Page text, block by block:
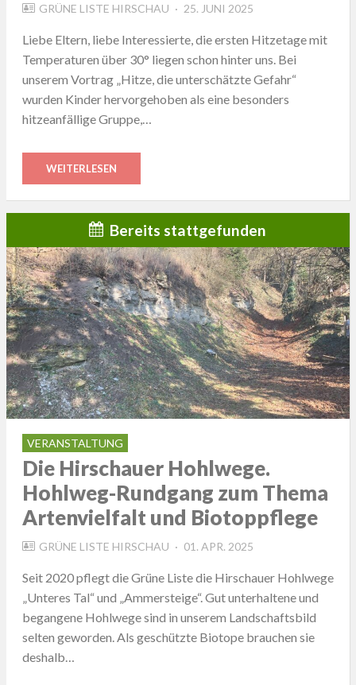
GRÜNE LISTE HIRSCHAU
POSTED
25. JUNI 2025
Liebe Eltern, liebe Interessierte, die ersten Hitzetage mit
Temperaturen über 30° liegen schon hinter uns. Bei
unserem Vortrag „Hitze, die unterschätzte Gefahr“
wurden Kinder hervorgehoben als eine besonders
hitzeanfällige Gruppe,…
WEITERLESEN
Bereits stattgefunden
VERANSTALTUNG
Die Hirschauer Hohlwege.
Hohlweg-Rundgang zum Thema
Artenvielfalt und Biotoppflege
GRÜNE LISTE HIRSCHAU
POSTED
01. APR. 2025
Seit 2020 pflegt die Grüne Liste die Hirschauer Hohlwege
„Unteres Tal“ und „Ammersteige“. Gut unterhaltene und
begangene Hohlwege sind in unserem Landschaftsbild
selten geworden. Als geschützte Biotope brauchen sie
deshalb…